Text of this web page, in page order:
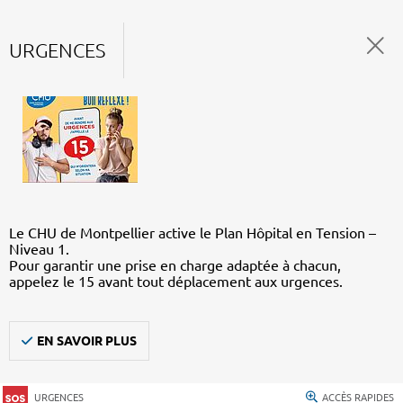
URGENCES
Le CHU de Montpellier active le Plan Hôpital en Tension –
Niveau 1.
Pour garantir une prise en charge adaptée à chacun,
appelez le 15 avant tout déplacement aux urgences.
EN SAVOIR PLUS
URGENCES ACCÈS RAPIDES